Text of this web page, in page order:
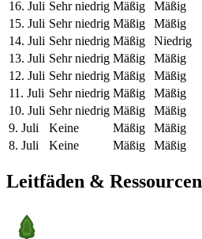
16. Juli Sehr niedrig Mäßig
Mäßig
15. Juli Sehr niedrig Mäßig
Mäßig
14. Juli Sehr niedrig Mäßig
Niedrig
13. Juli Sehr niedrig Mäßig
Mäßig
12. Juli Sehr niedrig Mäßig
Mäßig
11. Juli Sehr niedrig Mäßig
Mäßig
10. Juli Sehr niedrig Mäßig
Mäßig
9. Juli
Keine Mäßig
Mäßig
8. Juli
Keine Mäßig Mäßig
Leitfäden & Ressourcen